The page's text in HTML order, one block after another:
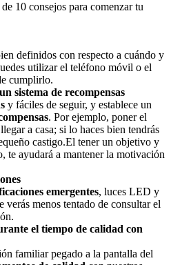
10 consejos para comenzar tu
definidos con respecto a cuándo y
utilizar el teléfono móvil o el
cumplirlo.
sistema de recompensas
y fáciles de seguir, y establece un
. Por ejemplo, poner el
a casa; si lo haces bien tendrás
castigo.El tener un objetivo y
te ayudará a mantener la motivación
emergentes, luces LED y
verás menos tentado de consultar el
el tiempo de calidad con
familiar pegado a la pantalla del